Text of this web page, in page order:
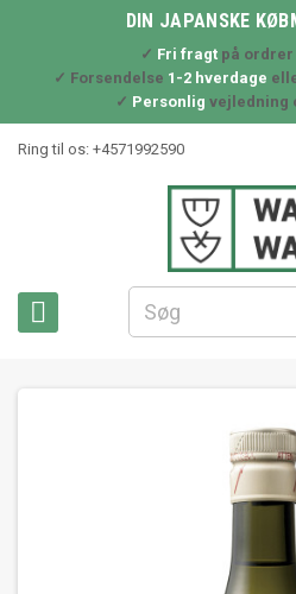
DIN JAPANSKE
✓ Fri fragtpå ordrer
✓ Forsendelse 1-2 hverdage
✓ Personlig vejledning
Ring til os: +4571992590
